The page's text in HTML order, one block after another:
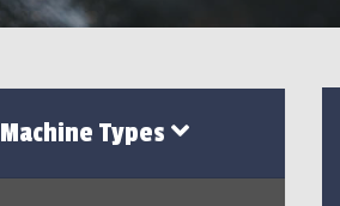
Machine Types